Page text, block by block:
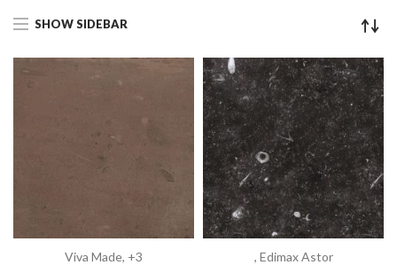
SHOW SIDEBAR
Viva Made, +3
, Edimax Astor